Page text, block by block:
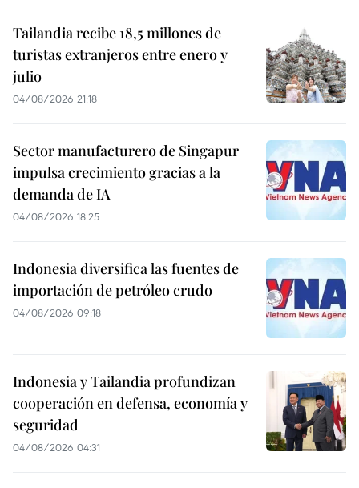
Tailandia recibe 18,5 millones de
turistas extranjeros entre enero y
julio
04/08/2026 21:18
Sector manufacturero de Singapur
impulsa crecimiento gracias a la
demanda de IA
04/08/2026 18:25
Indonesia diversifica las fuentes de
importación de petróleo crudo
04/08/2026 09:18
Indonesia y Tailandia profundizan
cooperación en defensa, economía y
seguridad
04/08/2026 04:31